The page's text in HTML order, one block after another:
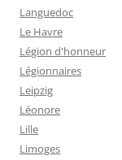
Languedoc
Le Havre
Légion d'honneur
Légionnaires
Leipzig
Léonore
Lille
Limoges